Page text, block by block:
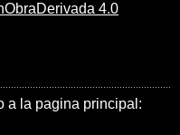
4.0
a la pagina principal: